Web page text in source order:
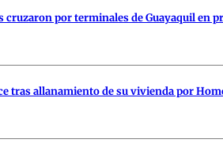
cruzaron por terminales de Guayaquil en
tras allanamiento de su vivienda por